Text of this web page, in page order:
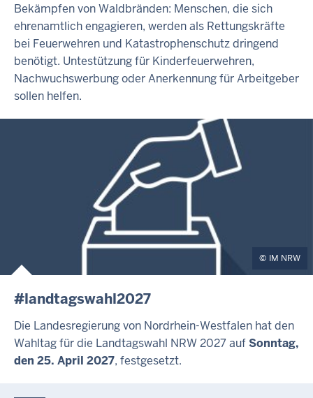
Bekämpfen von Waldbränden: Menschen, die sich
ehrenamtlich engagieren, werden als Rettungskräfte
bei Feuerwehren und Katastrophenschutz dringend
benötigt. Untestützung für Kinderfeuerwehren,
Nachwuchswerbung oder Anerkennung für Arbeitgeber
sollen helfen.
IM NRW
#landtagswahl2027
Die Landesregierung von Nordrhein-Westfalen hat den
Wahltag für die Landtagswahl NRW 2027 aufSonntag,
den 25. April 2027, festgesetzt.